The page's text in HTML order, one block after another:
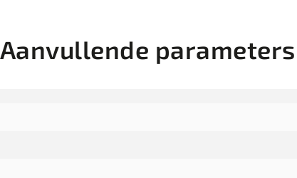
Aanvullende parameters